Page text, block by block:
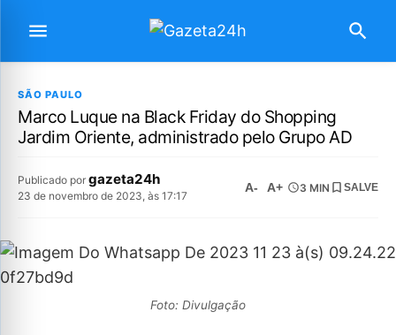
SÃO PAULO
Marco Luque na Black Friday do Shopping
Jardim Oriente, administrado pelo Grupo AD
Publicado por gazeta24h
23 de novembro de 2023, às 17:17
A- A+ 3 MIN SALVE
Foto: Divulgação